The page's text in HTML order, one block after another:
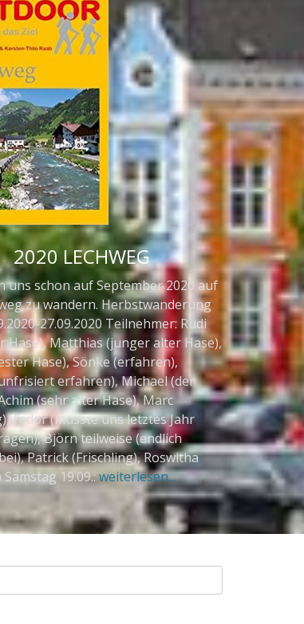
2020 LECHWEG
uns schon auf September 2020 auf
zu wandern. Herbstwanderung
27.09.2020 Teilnehmer: Rudi
Hase), Matthias (junger alter Hase),
Hase), Sönke (erfahren),
erfahren), Michael (der
(sehr alter Hase), Marc
Fedor (musste uns letztes Jahr
Björn teilweise (endlich
Patrick (Frischling), Roswitha
19.09.:weiterlesen...